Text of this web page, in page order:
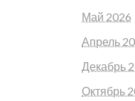
Май 2026
Апрель
Декабрь
Октябрь